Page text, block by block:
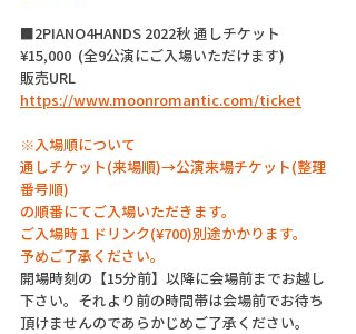
■2PIANO4HANDS 2022秋 通しチケット
¥15,000  (全9公演にご入場いただけます)
販売URL
https://www.moonromantic.com/ticket
※入場順について
通しチケット(来場順)→公演来場チケット(整理
番号順)
の順番にてご入場いただきます。
ご入場時１ドリンク(¥700)別途かかります。
予めご了承ください。
開場時刻の【15分前】以降に会場前までお越し
下さい。それより前の時間帯は会場前でお待ち
頂けませんのであらかじめご了承ください。